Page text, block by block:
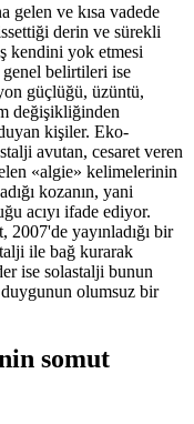
gelen ve kısa vadede
derin ve sürekli
kendini yok etmesi
genel belirtileri ise
güçlüğü, üzüntü,
değişikliğinden
kişiler. Eko-
avutan, cesaret veren
«algie» kelimelerinin
kozanın, yani
acıyı ifade ediyor.
yayınladığı bir
ile bağ kurarak
ise solastalji bunun
olumsuz bir
somut